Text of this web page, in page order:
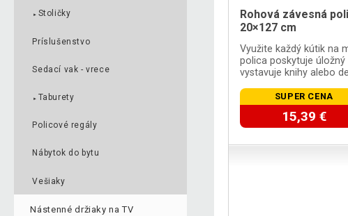
► Stoličky
Príslušenstvo
Sedací vak - vrece
► Taburety
Policové regály
Nábytok do bytu
Vešiaky
Nástenné držiaky na TV
Rohová závesná
20×127 cm
Využite každý kútik na
polica poskytuje
vystavuje knihy alebo
SUPER CENA
15,39 €